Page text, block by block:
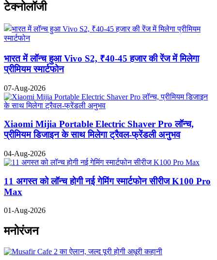
टेक्नोलॉजी
भारत में लॉन्च हुआ Vivo S2, ₹40-45 हजार की रेंज में मिलेगा
प्रीमियम स्मार्टफोन
07-Aug-2026
Xiaomi Mijia Portable Electric Shaver Pro लॉन्च,
प्रीमियम डिजाइन के साथ मिलेगा ट्रैवल-फ्रेंडली अनुभव
04-Aug-2026
11 अगस्त को लॉन्च होगी नई गेमिंग स्मार्टफोन सीरीज K100 Pro
Max
01-Aug-2026
मनोरंजन